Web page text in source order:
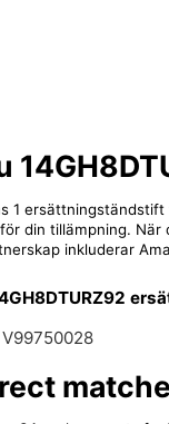
1 ersättningständstift
din tillämpning. När
inkluderar